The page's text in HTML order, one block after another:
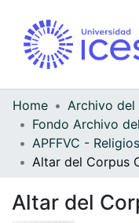
Home
Altar del Corpus
Altar del